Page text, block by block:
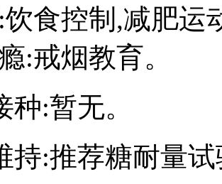
食控制,减肥运
:戒烟教育。
种:暂无。
持:推荐糖耐量